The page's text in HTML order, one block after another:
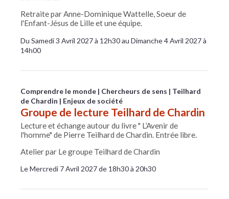
Retraite par Anne-Dominique Wattelle, Soeur de
l'Enfant-Jésus de Lille et une équipe.
Du Samedi 3 Avril 2027 à 12h30 au Dimanche 4 Avril 2027 à
14h00
Comprendre le monde Chercheurs de sens
Teilhard
de Chardin
Enjeux de société
Groupe de lecture Teilhard de Chardin
Lecture et échange autour du livre " L’Avenir de
l'homme" de Pierre Teilhard de Chardin. Entrée libre.
Atelier par Le groupe Teilhard de Chardin
Le Mercredi 7 Avril 2027 de 18h30 à 20h30